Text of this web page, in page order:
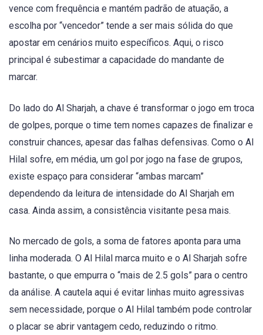
vence com frequência e mantém padrão de atuação, a
escolha por “vencedor” tende a ser mais sólida do que
apostar em cenários muito específicos. Aqui, o risco
principal é subestimar a capacidade do mandante de
marcar.
Do lado do Al Sharjah, a chave é transformar o jogo em troca
de golpes, porque o time tem nomes capazes de finalizar e
construir chances, apesar das falhas defensivas. Como o Al
Hilal sofre, em média, um gol por jogo na fase de grupos,
existe espaço para considerar “ambas marcam”
dependendo da leitura de intensidade do Al Sharjah em
casa. Ainda assim, a consistência visitante pesa mais.
No mercado de gols, a soma de fatores aponta para uma
linha moderada. O Al Hilal marca muito e o Al Sharjah sofre
bastante, o que empurra o “mais de 2.5 gols” para o centro
da análise. A cautela aqui é evitar linhas muito agressivas
sem necessidade, porque o Al Hilal também pode controlar
o placar se abrir vantagem cedo, reduzindo o ritmo.